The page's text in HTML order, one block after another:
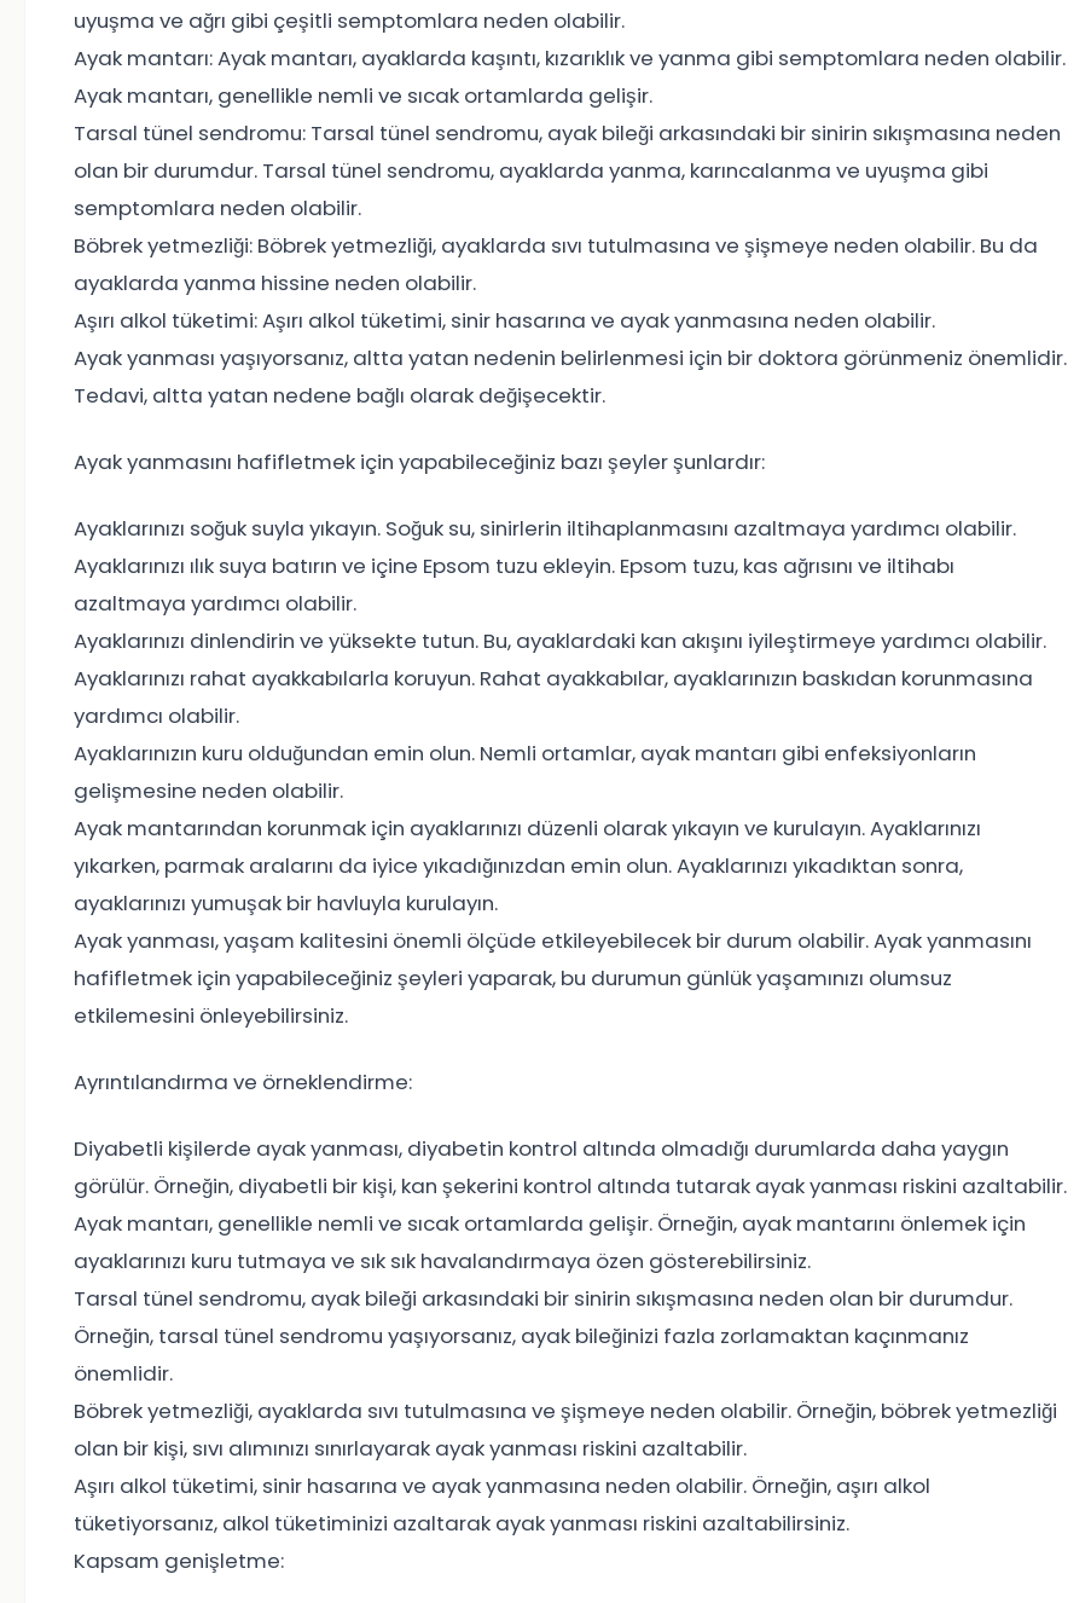
uyuşma ve ağrı gibi çeşitli semptomlara neden olabilir.
Ayak mantarı: Ayak mantarı, ayaklarda kaşıntı, kızarıklık ve yanma gibi semptomlara neden olabilir.
Ayak mantarı, genellikle nemli ve sıcak ortamlarda gelişir.
Tarsal tünel sendromu: Tarsal tünel sendromu, ayak bileği arkasındaki bir sinirin sıkışmasına neden
olan bir durumdur. Tarsal tünel sendromu, ayaklarda yanma, karıncalanma ve uyuşma gibi
semptomlara neden olabilir.
Böbrek yetmezliği: Böbrek yetmezliği, ayaklarda sıvı tutulmasına ve şişmeye neden olabilir. Bu da
ayaklarda yanma hissine neden olabilir.
Aşırı alkol tüketimi: Aşırı alkol tüketimi, sinir hasarına ve ayak yanmasına neden olabilir.
Ayak yanması yaşıyorsanız, altta yatan nedenin belirlenmesi için bir doktora görünmeniz önemlidir.
Tedavi, altta yatan nedene bağlı olarak değişecektir.
Ayak yanmasını hafifletmek için yapabileceğiniz bazı şeyler şunlardır:
Ayaklarınızı soğuk suyla yıkayın. Soğuk su, sinirlerin iltihaplanmasını azaltmaya yardımcı olabilir.
Ayaklarınızı ılık suya batırın ve içine Epsom tuzu ekleyin. Epsom tuzu, kas ağrısını ve iltihabı
azaltmaya yardımcı olabilir.
Ayaklarınızı dinlendirin ve yüksekte tutun. Bu, ayaklardaki kan akışını iyileştirmeye yardımcı olabilir.
Ayaklarınızı rahat ayakkabılarla koruyun. Rahat ayakkabılar, ayaklarınızın baskıdan korunmasına
yardımcı olabilir.
Ayaklarınızın kuru olduğundan emin olun. Nemli ortamlar, ayak mantarı gibi enfeksiyonların
gelişmesine neden olabilir.
Ayak mantarından korunmak için ayaklarınızı düzenli olarak yıkayın ve kurulayın. Ayaklarınızı
yıkarken, parmak aralarını da iyice yıkadığınızdan emin olun. Ayaklarınızı yıkadıktan sonra,
ayaklarınızı yumuşak bir havluyla kurulayın.
Ayak yanması, yaşam kalitesini önemli ölçüde etkileyebilecek bir durum olabilir. Ayak yanmasını
hafifletmek için yapabileceğiniz şeyleri yaparak, bu durumun günlük yaşamınızı olumsuz
etkilemesini önleyebilirsiniz.
Ayrıntılandırma ve örneklendirme:
Diyabetli kişilerde ayak yanması, diyabetin kontrol altında olmadığı durumlarda daha yaygın
görülür. Örneğin, diyabetli bir kişi, kan şekerini kontrol altında tutarak ayak yanması riskini azaltabilir.
Ayak mantarı, genellikle nemli ve sıcak ortamlarda gelişir. Örneğin, ayak mantarını önlemek için
ayaklarınızı kuru tutmaya ve sık sık havalandırmaya özen gösterebilirsiniz.
Tarsal tünel sendromu, ayak bileği arkasındaki bir sinirin sıkışmasına neden olan bir durumdur.
Örneğin, tarsal tünel sendromu yaşıyorsanız, ayak bileğinizi fazla zorlamaktan kaçınmanız
önemlidir.
Böbrek yetmezliği, ayaklarda sıvı tutulmasına ve şişmeye neden olabilir. Örneğin, böbrek yetmezliği
olan bir kişi, sıvı alımınızı sınırlayarak ayak yanması riskini azaltabilir.
Aşırı alkol tüketimi, sinir hasarına ve ayak yanmasına neden olabilir. Örneğin, aşırı alkol
tüketiyorsanız, alkol tüketiminizi azaltarak ayak yanması riskini azaltabilirsiniz.
Kapsam genişletme: